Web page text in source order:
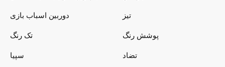
دوربین اسباب بازی
تک رنگ
سپیا
تیز
پوشش رنگ
تضاد